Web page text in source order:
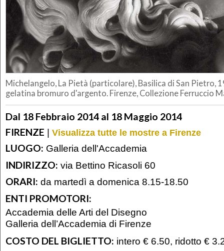
Michelangelo, La Pietà (particolare), Basilica di San Pietro,
gelatina bromuro d'argento. Firenze, Collezione Ferruccio
Dal 18 Febbraio 2014 al 18 Maggio 2014
FIRENZE | Visualizza tutte le mostre a Firenze
LUOGO: Galleria dell'Accademia
INDIRIZZO: via Bettino Ricasoli 60
ORARI: da martedì a domenica 8.15-18.50
ENTI PROMOTORI:
Accademia delle Arti del Disegno
Galleria dell’Accademia di Firenze
COSTO DEL BIGLIETTO: intero € 6.50, ridotto €